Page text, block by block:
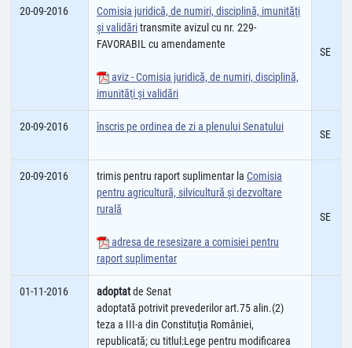
20-09-2016
Comisia juridică, de numiri, disciplină, imunităţi
şi validăritransmite avizul cu nr. 229-
FAVORABIL cu amendamente
aviz - Comisia juridică, de numiri, disciplină,
imunităţi şi validări
SE
20-09-2016 înscris pe ordinea de zi a plenului Senatului
SE
20-09-2016 trimis pentru raport suplimentar la Comisia
pentru agricultură, silvicultură şi dezvoltare
rurală
adresa de resesizare a comisiei pentru
raport suplimentar
SE
01-11-2016 adoptatde Senat
adoptată potrivit prevederilor art.75 alin.(2)
teza a III-a din Constituţia României,
republicată; cu titlul:Lege pentru modificarea